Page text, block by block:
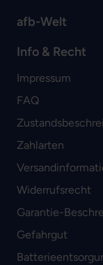
afb-Welt
Info & Recht
Impressum
FAQ
Zahlarten
Widerrufsrecht
Garantie-
Gefahrgut